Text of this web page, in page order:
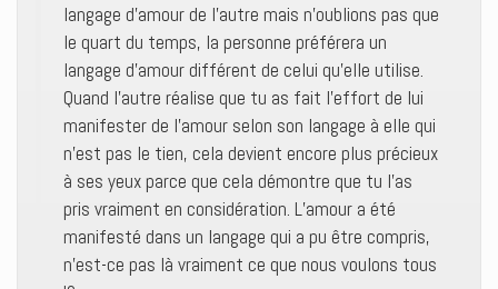
langage d’amour de l’autre mais n’oublions pas que
le quart du temps, la personne préférera un
langage d’amour différent de celui qu’elle utilise.
Quand l’autre réalise que tu as fait l’effort de lui
manifester de l’amour selon son langage à elle qui
n’est pas le tien, cela devient encore plus précieux
à ses yeux parce que cela démontre que tu l’as
pris vraiment en considération. L’amour a été
manifesté dans un langage qui a pu être compris,
n’est-ce pas là vraiment ce que nous voulons tous